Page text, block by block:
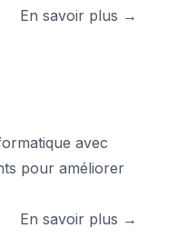
En savoir plus →
avec
pour améliorer
En savoir plus →